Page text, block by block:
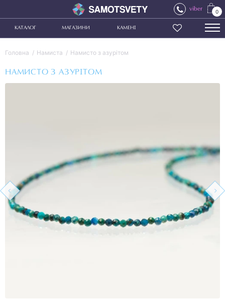
viber 0
КАТАЛОГ МАГАЗИНИ КАМЕНІ
Головна Намиста Намисто з азурітом
НАМИСТО З АЗУРІТОМ